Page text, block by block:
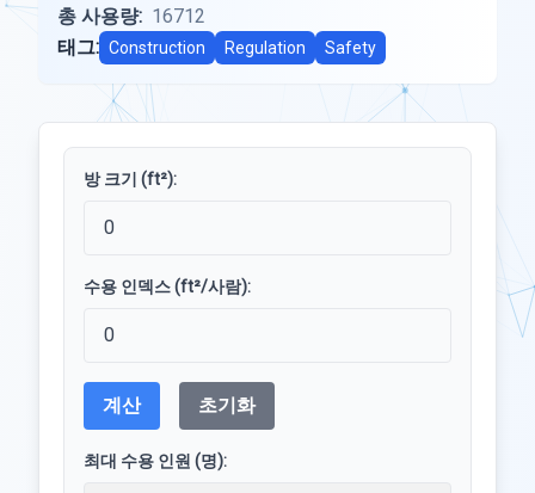
총 사용량: 16712
태그: Construction Regulation Safety
방 크기 (ft²):
수용 인덱스 (ft²/사람):
계산 초기화
최대 수용 인원 (명):